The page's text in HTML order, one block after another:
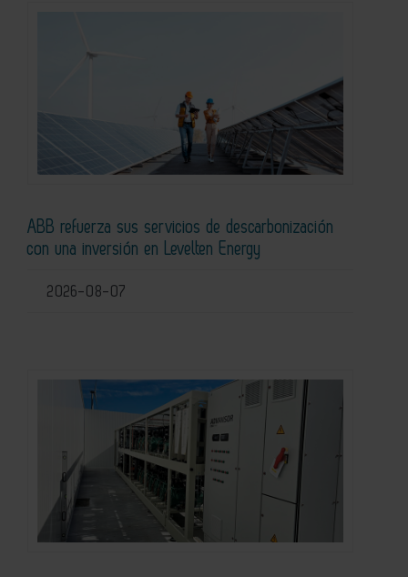
ABB refuerza sus servicios de descarbonización
con una inversión en Levelten Energy
2026-08-07